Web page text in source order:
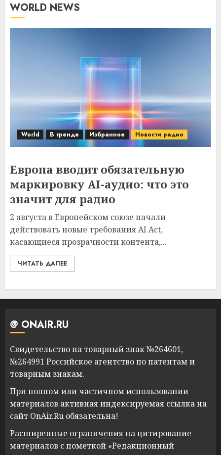
WORLD NEWS
World В тренде Избранное Новости радио
Европа вводит обязательную
маркировку AI-аудио: что это
значит для радио
2 августа в Европейском союзе начали
действовать новые требования AI Act,
касающиеся прозрачности контента,...
ЧИТАТЬ ДАЛЕЕ
@ ONAIR.RU
Свидетельство на товарный знак №264601,
№264991 Российское агентство по патентам и
товарным знакам.
При полном или частичном использовании
материалов активная индексируемая ссылка на
сайт OnAir.Ru обязательна!
Расширенные ограниченияна цитирование
материалов с пометкой «Редакционный